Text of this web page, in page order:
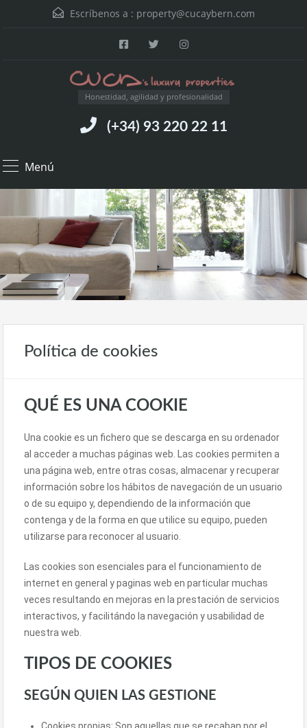
Escríbenos a : property@cucaybern.com
Honestidad, agilidad y profesionalidad
(+34) 93 220 22 11
Menú
Política de cookies
QUÉ ES UNA COOKIE
Una cookie es un fichero que se descarga en su ordenador
al acceder a muchas páginas web. Las cookies permiten a
una página web, entre otras cosas, almacenar y recuperar
información sobre los hábitos de navegación de un usuario
o de su equipo y, dependiendo de la información que
contenga y de la forma en que utilice su equipo, pueden
utilizarse para reconocer al usuario.
Las cookies son esenciales para el funcionamiento de
internet en general y paginas web en particular muchas
veces resultando en mejoras en la prestación de servicios
interactivos, y facilitándo la navegación y usabilidad de
nuestra web.
TIPOS DE COOKIES
SEGÚN QUIEN LAS GESTIONE